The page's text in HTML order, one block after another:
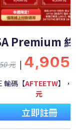
Premium 終
元 | 4,905
輸碼【AFTEETW】，
元
立即註冊